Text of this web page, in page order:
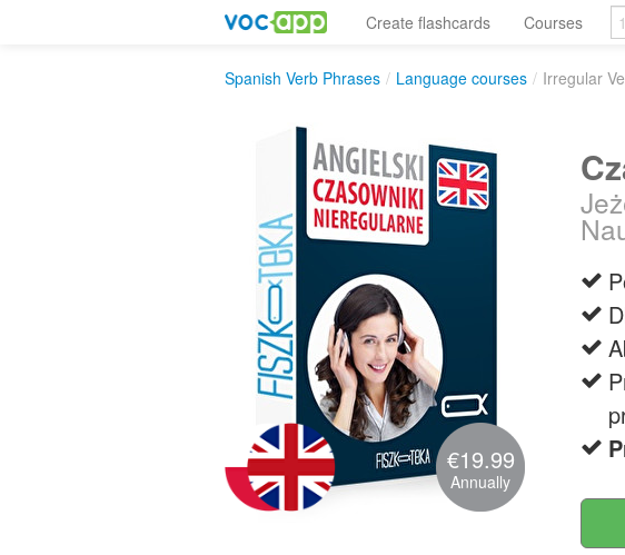
Create flashcards Courses
Spanish Verb Phrases / Language courses / Irregular
€19.99
Annually